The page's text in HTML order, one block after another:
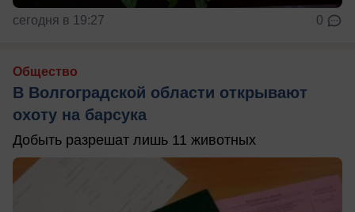
сегодня в 19:27 0
Общество
В Волгоградской области открывают
охоту на барсука
Добыть разрешат лишь 11 животных